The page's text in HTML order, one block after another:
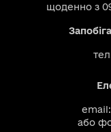
щоденно з
email:
або